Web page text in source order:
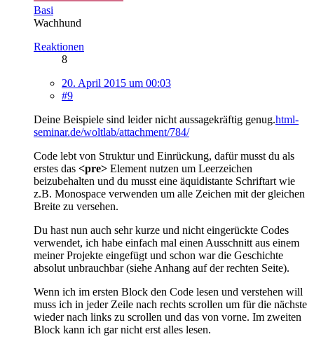
Basi
Wachhund
Reaktionen
8
20. April 2015 um 00:03
#9
Deine Beispiele sind leider nicht aussagekräftig genug.html-
seminar.de/woltlab/attachment/784/
Code lebt von Struktur und Einrückung, dafür musst du als
erstes das <pre> Element nutzen um Leerzeichen
beizubehalten und du musst eine äquidistante Schriftart wie
z.B. Monospace verwenden um alle Zeichen mit der gleichen
Breite zu versehen.
Du hast nun auch sehr kurze und nicht eingerückte Codes
verwendet, ich habe einfach mal einen Ausschnitt aus einem
meiner Projekte eingefügt und schon war die Geschichte
absolut unbrauchbar (siehe Anhang auf der rechten Seite).
Wenn ich im ersten Block den Code lesen und verstehen will
muss ich in jeder Zeile nach rechts scrollen um für die nächste
wieder nach links zu scrollen und das von vorne. Im zweiten
Block kann ich gar nicht erst alles lesen.